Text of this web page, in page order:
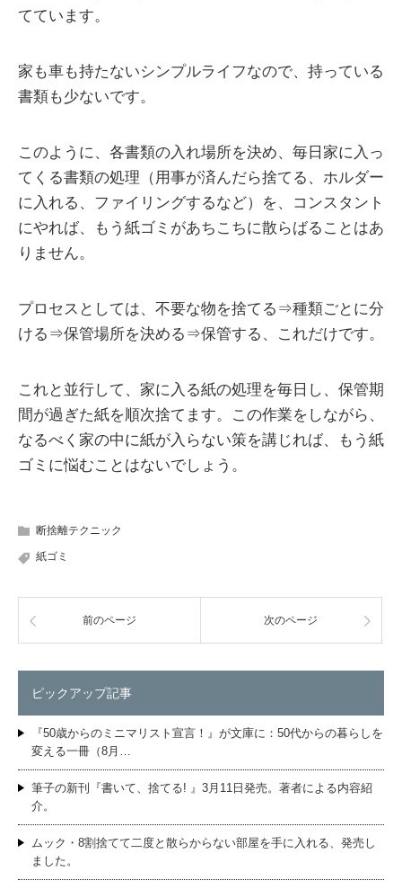
てています。
家も車も持たないシンプルライフなので、持っている
書類も少ないです。
このように、各書類の入れ場所を決め、毎日家に入っ
てくる書類の処理（用事が済んだら捨てる、ホルダー
に入れる、ファイリングするなど）を、コンスタント
にやれば、もう紙ゴミがあちこちに散らばることはあ
りません。
プロセスとしては、不要な物を捨てる⇒種類ごとに分
ける⇒保管場所を決める⇒保管する、これだけです。
これと並行して、家に入る紙の処理を毎日し、保管期
間が過ぎた紙を順次捨てます。この作業をしながら、
なるべく家の中に紙が入らない策を講じれば、もう紙
ゴミに悩むことはないでしょう。
断捨離テクニック
紙ゴミ
前のページ 次のページ
ピックアップ記事
『50歳からのミニマリスト宣言！』が文庫に：50代からの暮らしを
変える一冊（8月…
筆子の新刊『書いて、捨てる! 』3月11日発売。著者による内容紹
介。
ムック・8割捨てて二度と散らからない部屋を手に入れる、発売し
ました。